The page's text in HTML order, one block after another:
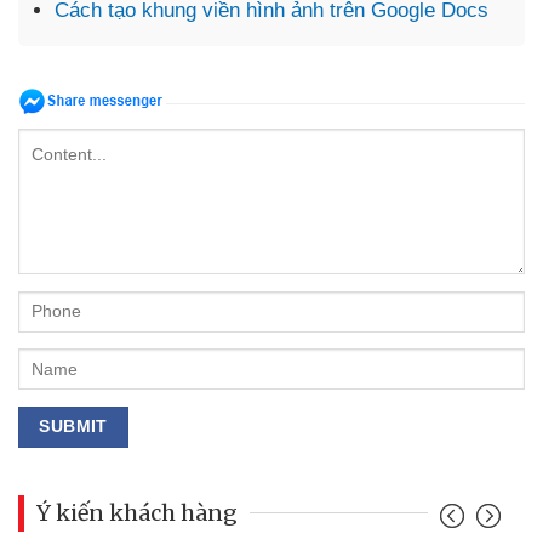
Cách tạo khung viền hình ảnh trên Google Docs
Ý kiến khách hàng